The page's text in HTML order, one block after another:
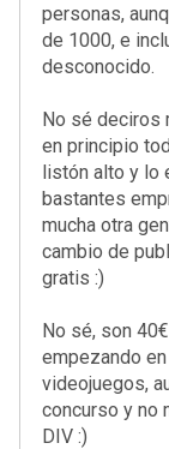
personas,
de 1000, e
desconocido.
No sé deciros
en principio
listón alto y lo
bastantes
mucha otra
cambio de
gratis :)
No sé, son
empezando
videojuegos,
concurso y no
DIV :)